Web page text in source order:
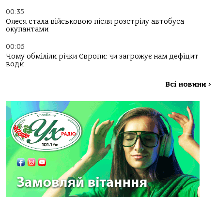
00:35
Олеся стала військовою після розстрілу автобуса
окупантами
00:05
Чому обміліли річки Європи: чи загрожує нам дефіцит
води
Всі новини >